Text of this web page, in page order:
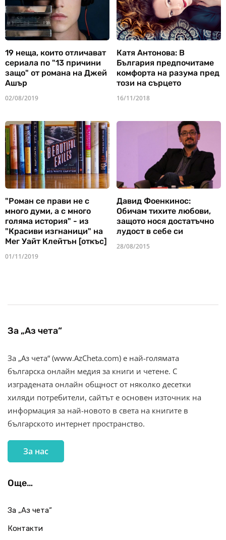
19 неща, които отличават
сериала по "13 причини
защо" от романа на Джей
Ашър
02/08/2019
Катя Антонова: В
България предпочитаме
комфорта на разума пред
този на сърцето
16/11/2018
"Роман се прави не с
много думи, а с много
голяма история" - из
"Красиви изгнаници" на
Мег Уайт Клейтън [откъс]
01/11/2019
Давид Фоенкинос:
Обичам тихите любови,
защото нося достатъчно
лудост в себе си
28/08/2015
За „Аз чета“
За „Аз чета“ (www.AzCheta.com) е най-голямата
българска онлайн медия за книги и четене. С
изградената онлайн общност от няколко десетки
хиляди потребители, сайтът е основен източник на
информация за най-новото в света на книгите в
българското интернет пространство.
За нас
Още…
За „Аз чета“
Контакти